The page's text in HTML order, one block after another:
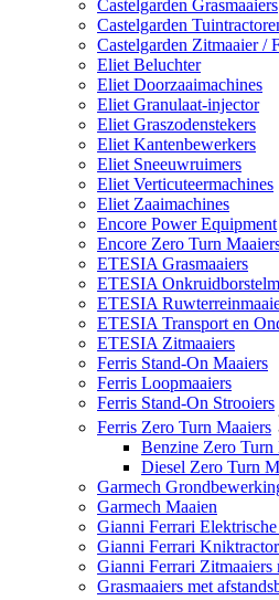
Castelgarden Grasmaaiers
Castelgarden
Castelgarden Zitmaaier /
Eliet Beluchter
Eliet Doorzaaimachines
Eliet Granulaat-injector
Eliet Graszodenstekers
Eliet Kantenbewerkers
Eliet Sneeuwruimers
Eliet Verticuteermachines
Eliet Zaaimachines
Encore Power Equipment
Encore Zero Turn
ETESIA Grasmaaiers
ETESIA
ETESIA
ETESIA Transport en
ETESIA Zitmaaiers
Ferris Stand-On Maaiers
Ferris Loopmaaiers
Ferris Stand-On Strooiers
Ferris Zero Turn Maaiers
Benzine Zero Turn
Diesel Zero Turn
Garmech
Garmech Maaien
Gianni Ferrari
Gianni Ferrari
Gianni Ferrari Zitmaaiers
Grasmaaiers met